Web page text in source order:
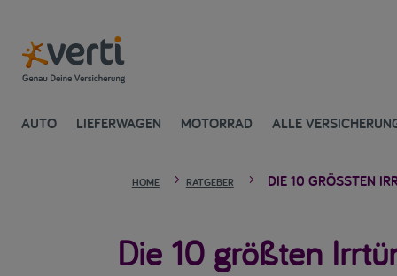
AUTO LIEFERWAGEN MOTORRAD ALLE
HOME 5 RATGEBER 5 DIE 10 GRÖSSTEN
Die 10 größten